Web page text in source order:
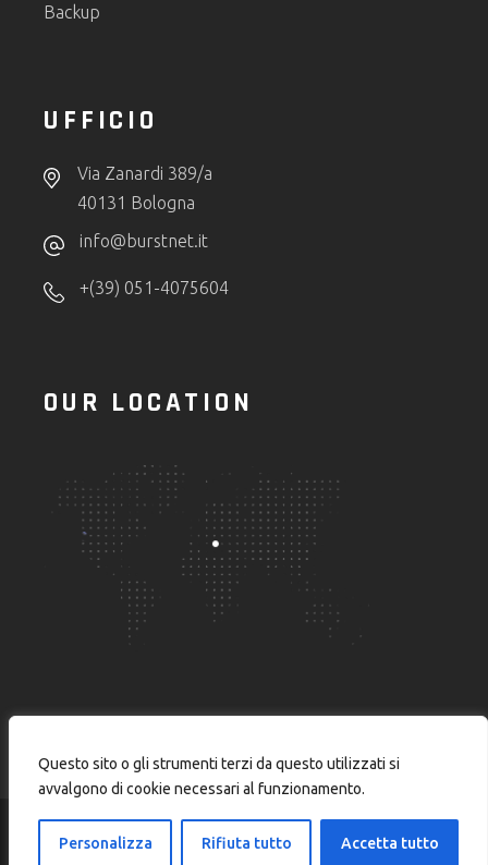
Questo sito o gli strumenti terzi da questo utilizzati si
avvalgono di cookie necessari al funzionamento.
Personalizza Rifiuta tutto Accetta tutto
Backup
UFFICIO
Via Zanardi 389/a
40131 Bologna
info@burstnet.it
+(39) 051-4075604
OUR LOCATION
© 2024Burstnet Srl